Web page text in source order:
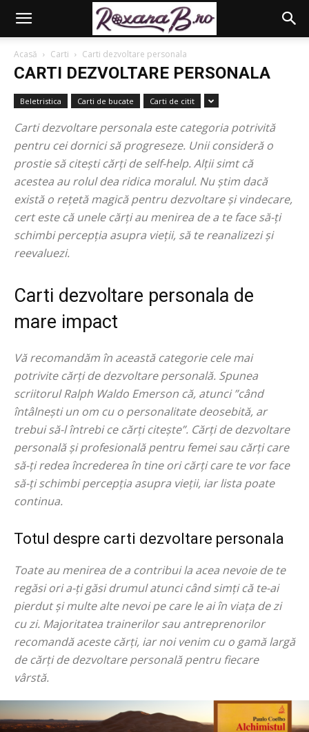
Acasă Carti Carti dezvoltare personala
CARTI DEZVOLTARE PERSONALA
Beletristica Carti de bucate Carti de citit
Carti dezvoltare personala este categoria potrivită
pentru cei dornici să progreseze. Unii consideră o
prostie să citești cărți de self-help. Alții simt că
acestea au rolul dea ridica moralul. Nu știm dacă
există o rețetă magică pentru dezvoltare și vindecare,
cert este că unele cărți au menirea de a te face să-ți
schimbi percepția asupra vieții, să te reanalizezi și
reevaluezi.
Carti dezvoltare personala de
mare impact
Vă recomandăm în această categorie cele mai
potrivite cărți de dezvoltare personală. Spunea
scriitorul Ralph Waldo Emerson că, atunci ”când
întâlnești un om cu o personalitate deosebită, ar
trebui să-l întrebi ce cărți citește”. Cărți de dezvoltare
personală și profesională pentru femei sau cărți care
să-ți redea încrederea în tine ori cărți care te vor face
să-ți schimbi percepția asupra vieții, iar lista poate
continua.
Totul despre carti dezvoltare personala
Toate au menirea de a contribui la acea nevoie de te
regăsi ori a-ți găsi drumul atunci când simți că te-ai
pierdut și multe alte nevoi pe care le ai în viața de zi
cu zi. Majoritatea trainerilor sau antreprenorilor
recomandă aceste cărți, iar noi venim cu o gamă largă
de cărți de dezvoltare personală pentru fiecare
vârstă.